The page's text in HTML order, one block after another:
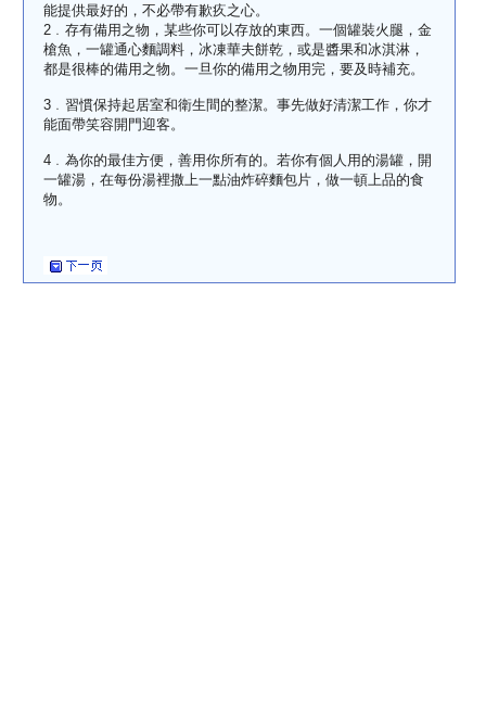
能提供最好的，不必帶有歉疚之心。
2﹒存有備用之物，某些你可以存放的東西。一個罐裝火腿，金
槍魚，一罐通心麵調料，冰凍華夫餅乾，或是醬果和冰淇淋，
都是很棒的備用之物。一旦你的備用之物用完，要及時補充。
3﹒習慣保持起居室和衛生間的整潔。事先做好清潔工作，你才
能面帶笑容開門迎客。
4﹒為你的最佳方便，善用你所有的。若你有個人用的湯罐，開
一罐湯，在每份湯裡撒上一點油炸碎麵包片，做一頓上品的食
物。